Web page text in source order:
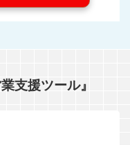
支援ツール』